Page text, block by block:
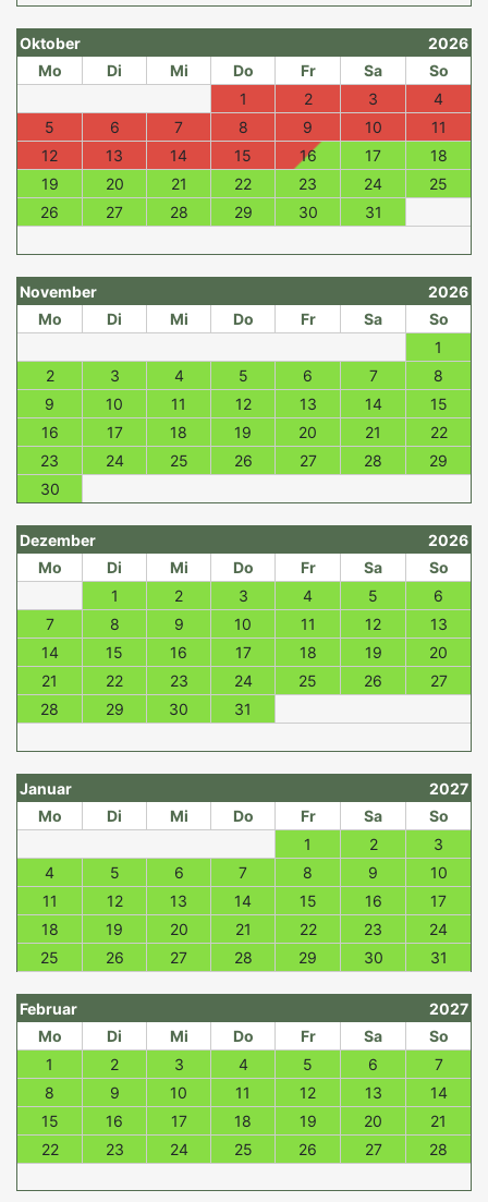
Oktober
2026
Mo
Di Mi Do Fr Sa
So
1
2 3
4
5
6 7 8 9 10
11
12
13 14 15 16 17
18
19
20 21 22 23 24
25
26
27 28 29 30 31
November
2026
Mo
Di Mi Do Fr Sa
So
1
2
3 4 5 6 7
8
9
10 11 12 13 14
15
16
17 18 19 20 21
22
23
24 25 26 27 28
29
30
Dezember
2026
Mo
Di Mi Do Fr Sa
So
1
2 3 4 5
6
7
8 9 10 11 12
13
14
15 16 17 18 19
20
21
22 23 24 25 26
27
28
29 30 31
Januar
2027
Mo
Di Mi Do Fr Sa
So
1
2
3
4
5 6 7 8 9
10
11
12 13 14 15 16
17
18
19 20 21 22 23
24
25
26 27 28 29 30 31
Februar
2027
Mo
Di Mi Do Fr Sa
So
1
2 3 4 5 6
7
8
9 10 11 12 13
14
15
16 17 18 19 20
21
22
23 24 25 26 27 28